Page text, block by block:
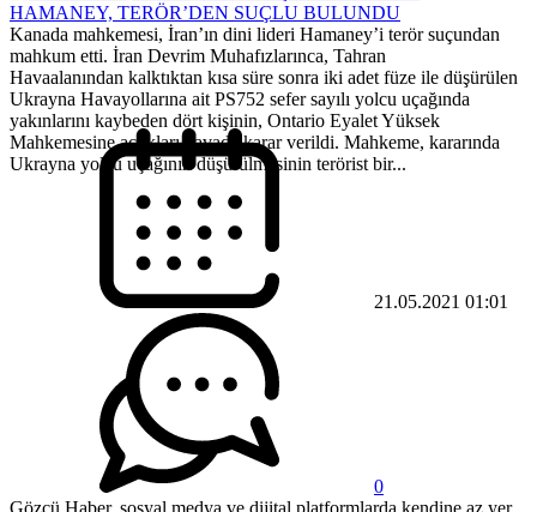
HAMANEY, TERÖR’DEN SUÇLU BULUNDU
Kanada mahkemesi, İran’ın dini lideri Hamaney’i terör suçundan
mahkum etti. İran Devrim Muhafızlarınca, Tahran
Havaalanından kalktıktan kısa süre sonra iki adet füze ile düşürülen
Ukrayna Havayollarına ait PS752 sefer sayılı yolcu uçağında
yakınlarını kaybeden dört kişinin, Ontario Eyalet Yüksek
Mahkemesine açtıkları davada karar verildi. Mahkeme, kararında
Ukrayna yolcu uçağının düşürülmesinin terörist bir...
21.05.2021 01:01
0
Gözcü Haber, sosyal medya ve dijital platformlarda kendine az yer